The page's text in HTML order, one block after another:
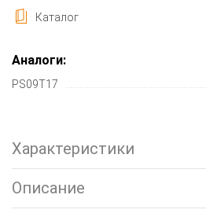
Каталог
Аналоги:
PS09T17
Характеристики
Описание